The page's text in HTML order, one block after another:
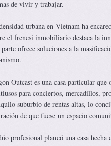
de vivir y trabajar.
urbana en Vietnam ha
el frenesí inmobiliario destaca la
parte ofrece soluciones a la
Outcast es una casa particular
para conciertos, mercadillos,
suburbio de rentas altas, lo
de que fuese un espacio
profesional planeó una casa